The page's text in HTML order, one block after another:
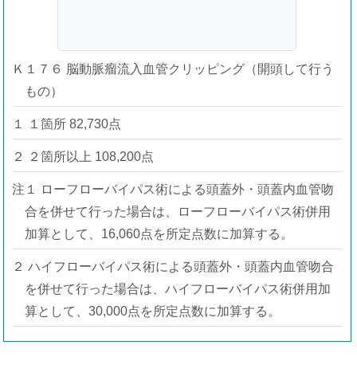
Ｋ１７６ 脳動脈瘤流入血管クリッピング（開頭して行う
もの）
１ １箇所 82,730点
２ ２箇所以上 108,200点
注１ ローフローバイパス術による頭蓋外・頭蓋内血管吻
合を併せて行った場合は、ローフローバイパス術併用
加算として、16,060点を所定点数に加算する。
２ ハイフローバイパス術による頭蓋外・頭蓋内血管吻合
を併せて行った場合は、ハイフローバイパス術併用加
算として、30,000点を所定点数に加算する。